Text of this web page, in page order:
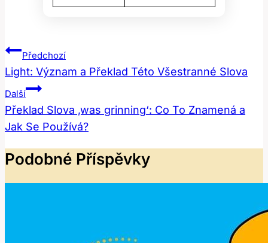
Navigace
Pro
Příspěvek
Předchozí
Light: Význam a Překlad Této Všestranné Slova
Další
Překlad Slova ‚was grinning‘: Co To Znamená a
Jak Se Používá?
Podobné Příspěvky